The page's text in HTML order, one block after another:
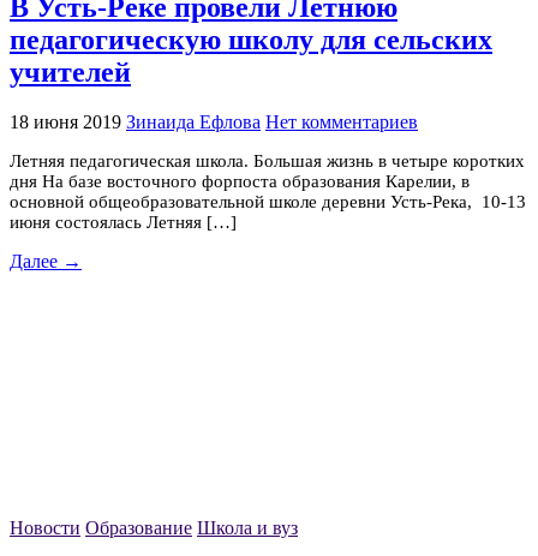
В Усть-Реке провели Летнюю
педагогическую школу для сельских
учителей
18 июня 2019 Зинаида Ефлова Нет комментариев
Летняя педагогическая школа. Большая жизнь в четыре коротких
дня На базе восточного форпоста образования Карелии, в
основной общеобразовательной школе деревни Усть-Река, 10-13
июня состоялась Летняя […]
Далее →
Новости Образование Школа и вуз